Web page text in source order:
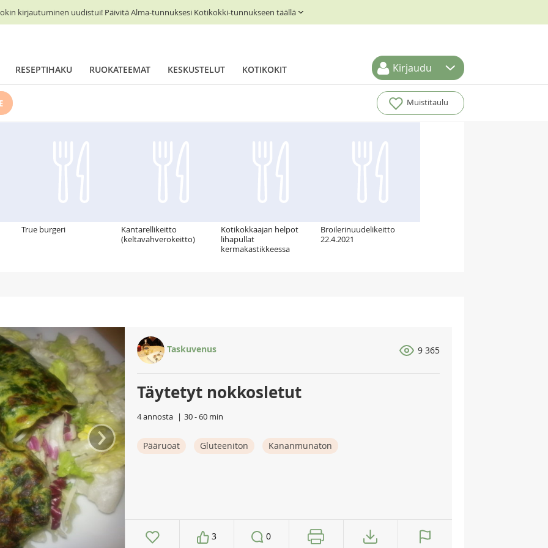
kirjautuminen uudistui! Päivitä Alma-tunnuksesi Kotikokki-tunnukseen täällä
RESEPTIHAKU RUOKATEEMAT KESKUSTELUT KOTIKOKIT Kirjaudu
Muistitaulu
True burgeri
Kantarellikeitto
(keltavahverokeitto)
Kotikokkaajan helpot
lihapullat
kermakastikkeessa
Broilerinuudelikeitto
22.4.2021
›
Taskuvenus 9 365
Täytetyt nokkosletut
4 annosta 30 - 60 min
Pääruoat Gluteeniton Kananmunaton
3 0